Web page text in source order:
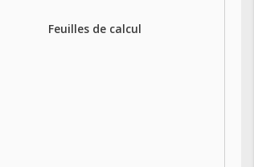
Feuilles de calcul